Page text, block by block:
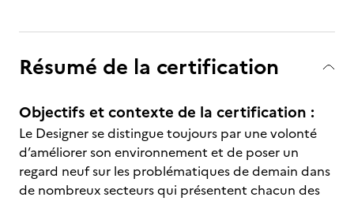
Résumé de la certification
Objectifs et contexte de la certification :
Le Designer se distingue toujours par une volonté
d’améliorer son environnement et de poser un
regard neuf sur les problématiques de demain dans
de nombreux secteurs qui présentent chacun des